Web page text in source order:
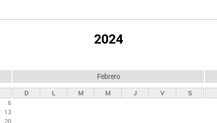
2024
6
13
20
Febrero
D L M M J V S